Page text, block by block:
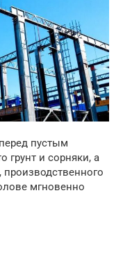
пустым
грунт и сорняки, а
производственного
мгновенно